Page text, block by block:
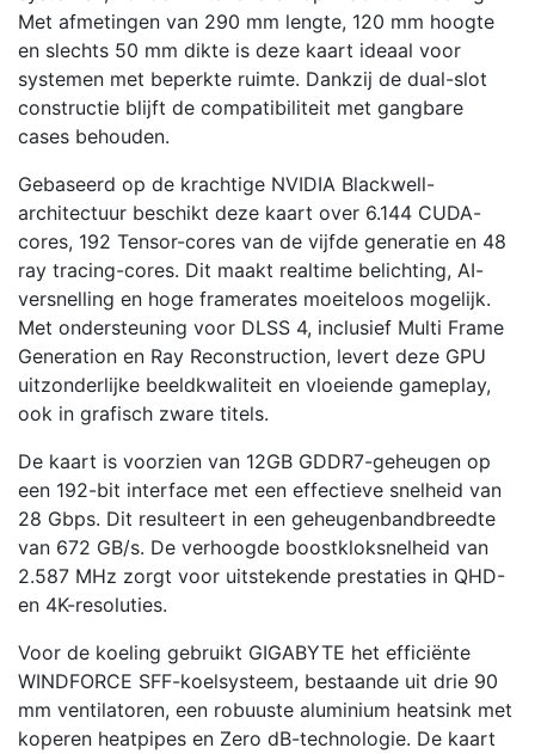
Met afmetingen van 290 mm lengte, 120 mm hoogte
en slechts 50 mm dikte is deze kaart ideaal voor
systemen met beperkte ruimte. Dankzij de dual-slot
constructie blijft de compatibiliteit met gangbare
cases behouden.
Gebaseerd op de krachtige NVIDIA Blackwell-
architectuur beschikt deze kaart over 6.144 CUDA-
cores, 192 Tensor-cores van de vijfde generatie en 48
ray tracing-cores. Dit maakt realtime belichting, AI-
versnelling en hoge framerates moeiteloos mogelijk.
Met ondersteuning voor DLSS 4, inclusief Multi Frame
Generation en Ray Reconstruction, levert deze GPU
uitzonderlijke beeldkwaliteit en vloeiende gameplay,
ook in grafisch zware titels.
De kaart is voorzien van 12GB GDDR7-geheugen op
een 192-bit interface met een effectieve snelheid van
28 Gbps. Dit resulteert in een geheugenbandbreedte
van 672 GB/s. De verhoogde boostkloksnelheid van
2.587 MHz zorgt voor uitstekende prestaties in QHD-
en 4K-resoluties.
Voor de koeling gebruikt GIGABYTE het efficiënte
WINDFORCE SFF-koelsysteem, bestaande uit drie 90
mm ventilatoren, een robuuste aluminium heatsink met
koperen heatpipes en Zero dB-technologie. De kaart